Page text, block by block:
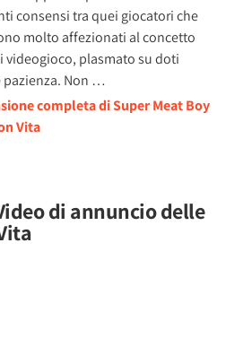
consensi tra quei giocatori che
molto affezionati al concetto
videogioco, plasmato su doti
pazienza. Non …
completa di Super Meat Boy
Vita
di annuncio delle